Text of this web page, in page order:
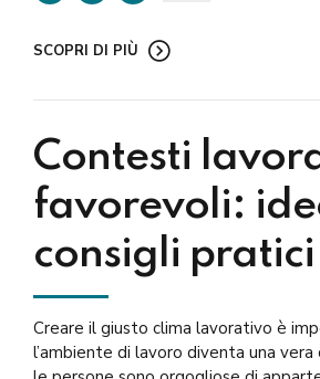
SCOPRI DI PIÙ
Contesti
favorevoli:
consigli pratici
Creare il giusto clima lavorativo è
l’ambiente di lavoro diventa una